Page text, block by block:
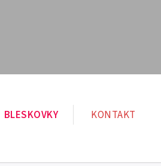
BLESKOVKY KONTAKT